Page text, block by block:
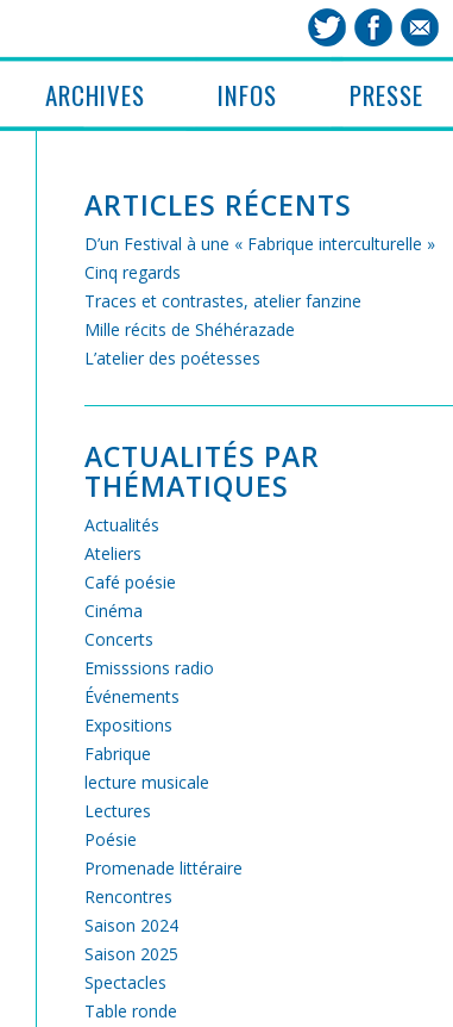
ARCHIVES INFOS PRESSE
ARTICLES RÉCENTS
D’un Festival à une « Fabrique interculturelle »
Cinq regards
Traces et contrastes, atelier fanzine
Mille récits de Shéhérazade
L’atelier des poétesses
ACTUALITÉS PAR
THÉMATIQUES
Actualités
Ateliers
Café poésie
Cinéma
Concerts
Emisssions radio
Événements
Expositions
Fabrique
lecture musicale
Lectures
Poésie
Promenade littéraire
Rencontres
Saison 2024
Saison 2025
Spectacles
Table ronde